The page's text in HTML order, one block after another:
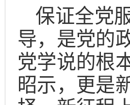
保证全党
导，是党的
党学说的根
昭示，更是